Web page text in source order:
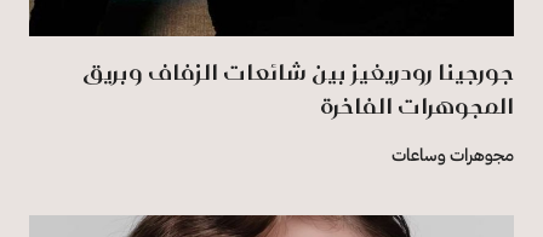
جورجينا رودريغيز بين شائعات الزفاف وبريق
المجوهرات الفاخرة
مجوهرات وساعات